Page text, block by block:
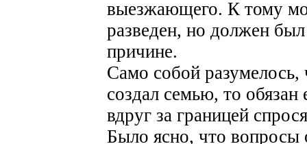
выезжающего. К тому
разведен, но должен
причине.
Само собой разумелось,
создал семью, то обязан
вдруг за границей
Было ясно, что вопросы